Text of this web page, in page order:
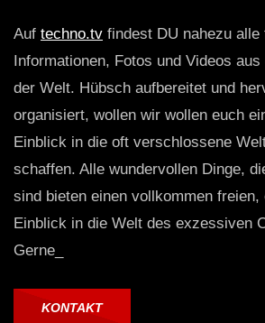
Auf techno.tv findest DU nahezu
Informationen, Fotos und Videos
der Welt. Hübsch aufbereitet und
organisiert, wollen wir wollen euch
Einblick in die oft verschlossene
schaffen. Alle wundervollen Dinge,
sind bieten einen vollkommen freien,
Einblick in die Welt des exzessiven
Gerne_
KONTAKT